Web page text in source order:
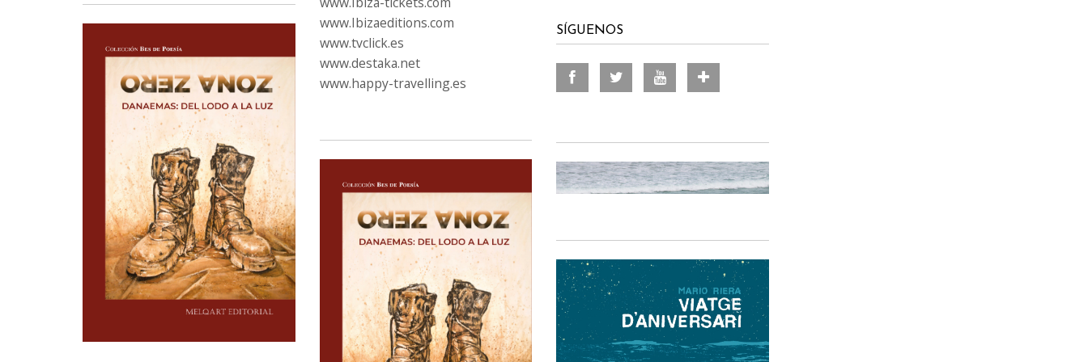
www.Ibizaeditions.com
www.tvclick.es
www.destaka.net
www.happy-travelling.es
SÍGUENOS